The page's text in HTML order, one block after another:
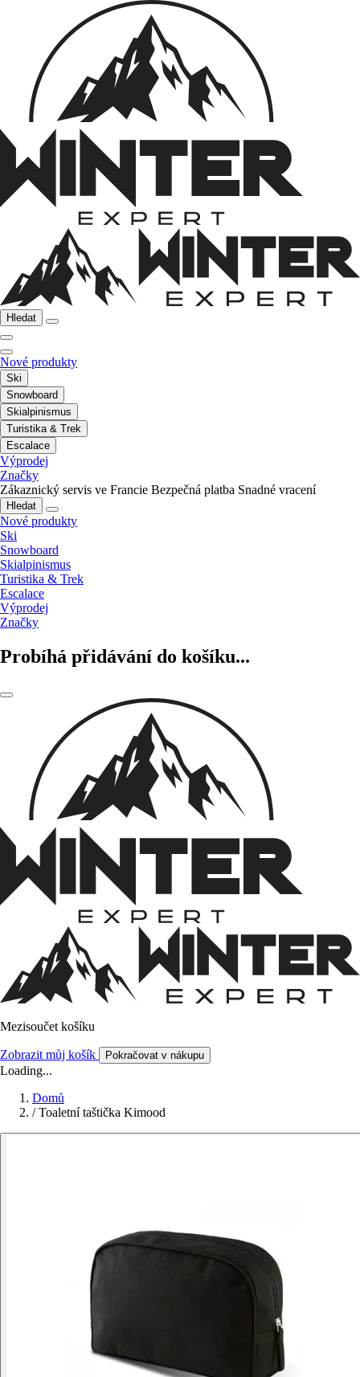
Hledat
Nové produkty
Ski
Snowboard
Skialpinismus
Turistika & Trek
Escalace
Výprodej
Značky
Zákaznický servis ve Francie Bezpečná platba Snadné vracení
Hledat
Nové produkty
Ski
Snowboard
Skialpinismus
Turistika & Trek
Escalace
Výprodej
Značky
Probíhá přidávání do košíku...
Mezisoučet košíku
Zobrazit můj košík Pokračovat v nákupu
Loading...
Domů
/ Toaletní taštička Kimood